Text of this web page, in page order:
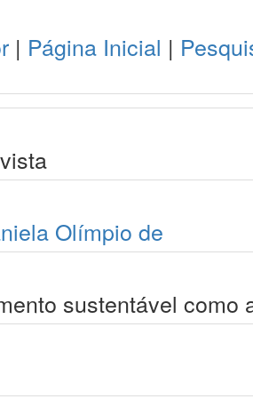
| Página Inicial |
Olímpio de
sustentável como